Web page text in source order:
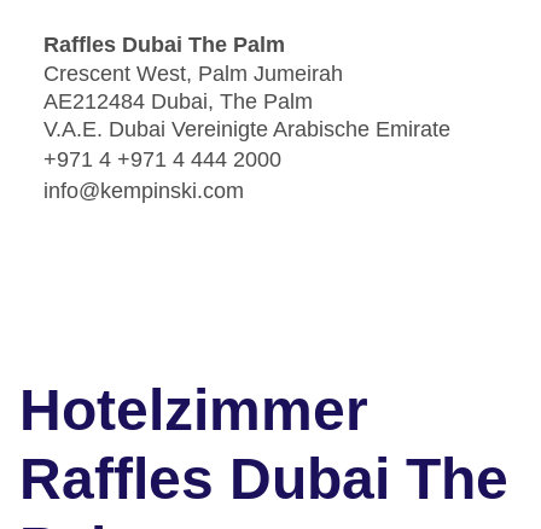
Raffles Dubai The Palm
Crescent West, Palm Jumeirah
AE212484 Dubai, The Palm
V.A.E. Dubai Vereinigte Arabische Emirate
+971 4 +971 4 444 2000
info@kempinski.com
Hotelzimmer
Raffles Dubai The